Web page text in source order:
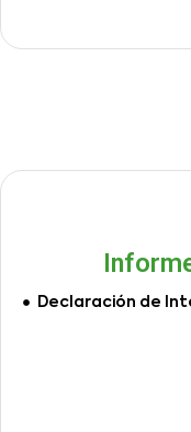
Declaración de